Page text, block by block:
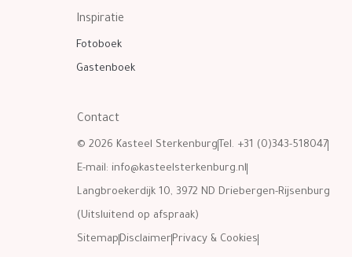
Inspiratie
Fotoboek
Gastenboek
Contact
© 2026 Kasteel Sterkenburg Tel. +31 (0)343-518047
E-mail: info@kasteelsterkenburg.nl
Langbroekerdijk 10, 3972 ND Driebergen-Rijsenburg
(Uitsluitend op afspraak)
Sitemap Disclaimer Privacy & Cookies